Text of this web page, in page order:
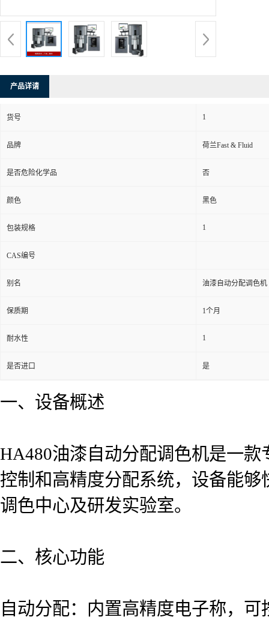
产品详请
货号 1
品牌 荷兰Fast & Fluid
是否危险化学品 否
颜色 黑色
包装规格 1
CAS编号
别名 油漆自动分配调色机
保质期 1个月
耐水性 1
是否进口 是
一、设备概述
HA480油漆自动分配调色机是一
控制和高精度分配系统，设备能
调色中心及研发实验室。
二、核心功能
自动分配：内置高精度电子称，